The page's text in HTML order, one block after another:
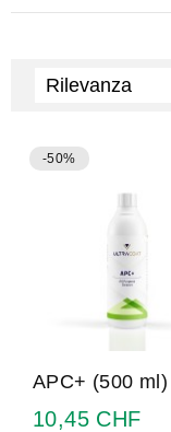
Rilevanza
-50%
APC+ (500 ml)
10,45 CHF